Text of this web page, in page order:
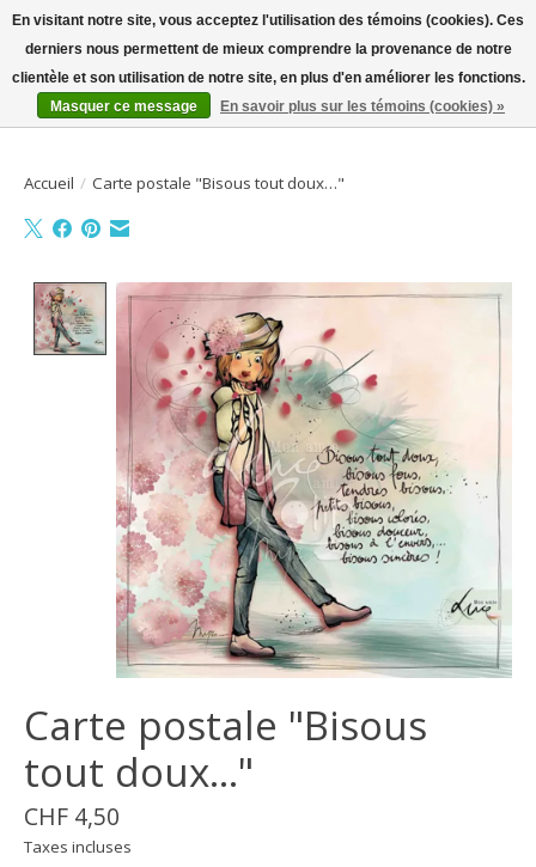
Bienvenue sur la boutique en ligne
Liste dePanier
Accueil / Carte postale "Bisous tout doux…"
Product image slideshow Items
Carte postale "Bisous
tout doux…"
CHF 4,50
Taxes incluses
En visitant notre site, vous acceptez l'utilisation des témoins (cookies). Ces
derniers nous permettent de mieux comprendre la provenance de notre
clientèle et son utilisation de notre site, en plus d'en améliorer les fonctions.
Masquer ce message
En savoir plus sur les témoins (cookies) »